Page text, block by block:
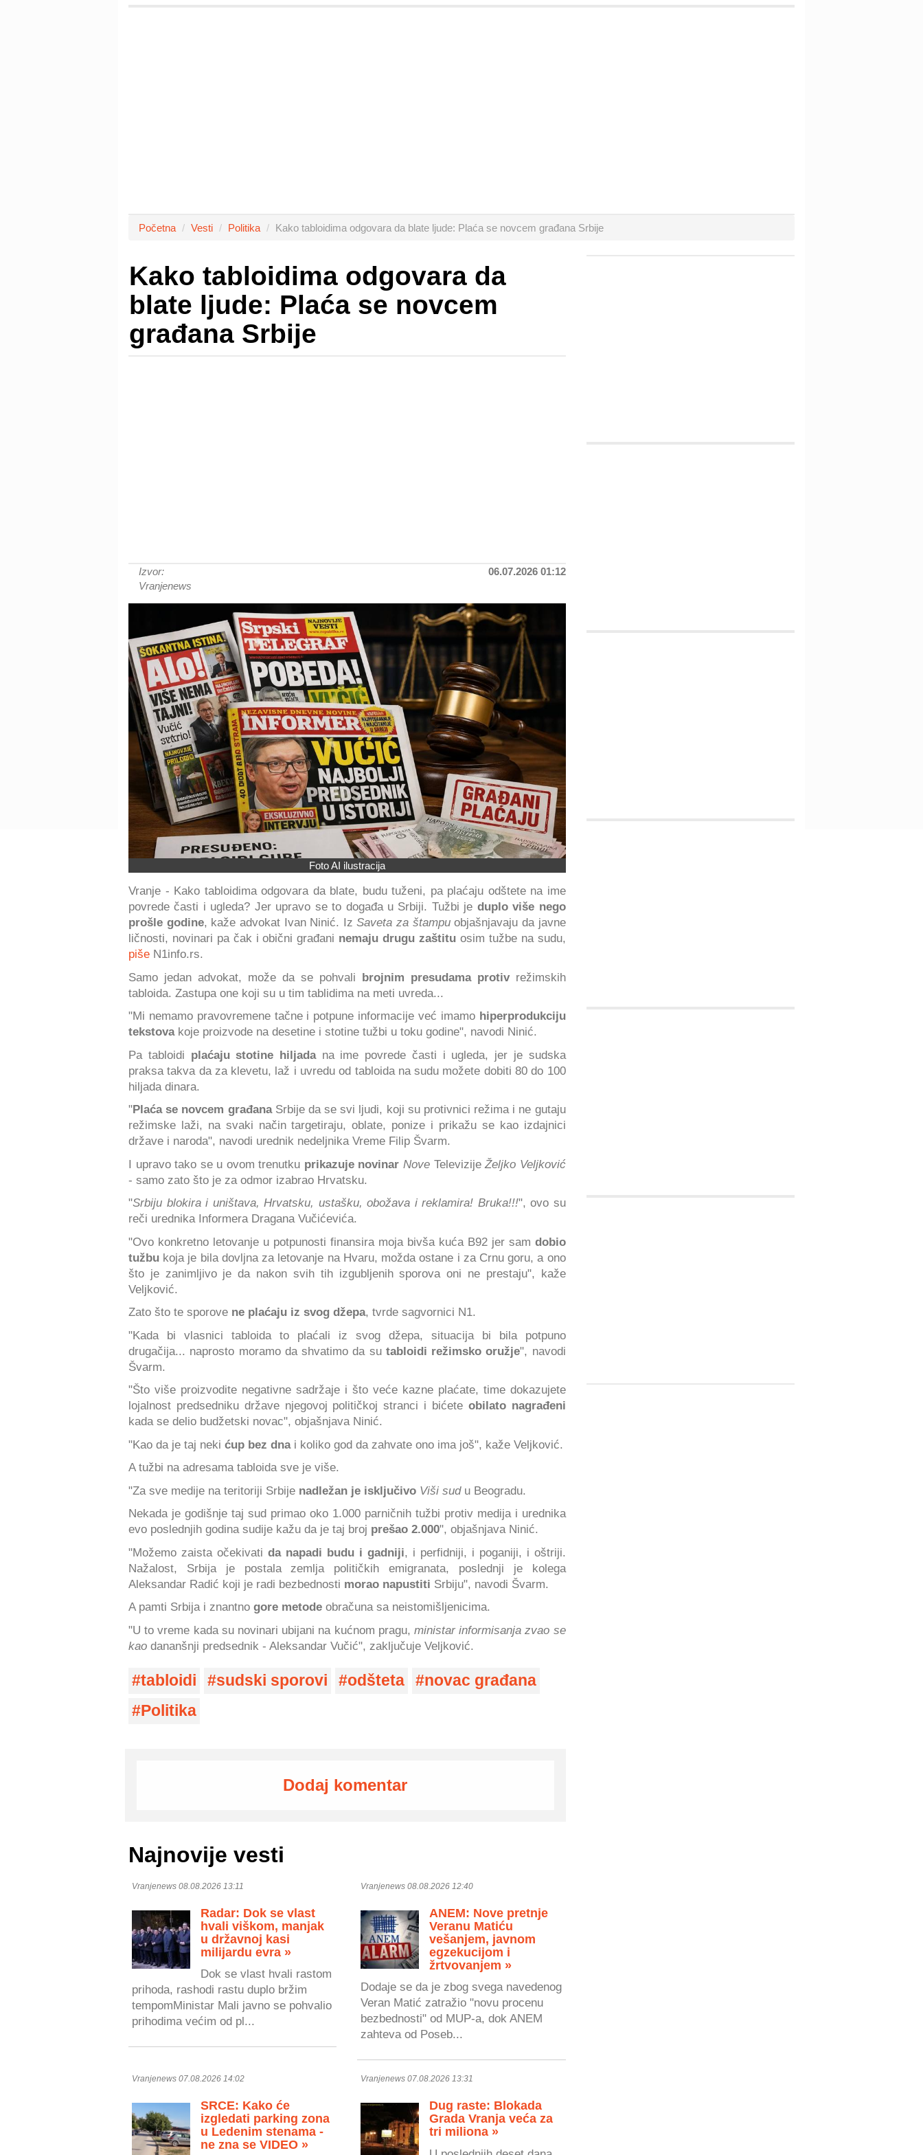
Početna Vesti Politika Kako tabloidima odgovara da blate ljude: Plaća se novcem građana Srbije
Kako tabloidima odgovara da
blate ljude: Plaća se novcem
građana Srbije
Izvor:
Vranjenews
06.07.2026 01:12
Foto AI ilustracija
Vranje - Kako tabloidima odgovara da blate, budu tuženi, pa plaćaju odštete na ime
povrede časti i ugleda? Jer upravo se to događa u Srbiji. Tužbi je duplo više nego
prošle godine, kaže advokat Ivan Ninić. IzSaveta za štampuobjašnjavaju da javne
ličnosti, novinari pa čak i obični građani nemaju drugu zaštitu osim tužbe na sudu,
piše N1info.rs.
Samo jedan advokat, može da se pohvali brojnim presudama protiv režimskih
tabloida. Zastupa one koji su u tim tablidima na meti uvreda...
"Mi nemamo pravovremene tačne i potpune informacije već imamo hiperprodukciju
tekstovakoje proizvode na desetine i stotine tužbi u toku godine", navodi Ninić.
Pa tabloidi plaćaju stotine hiljadana ime povrede časti i ugleda, jer je sudska
praksa takva da za klevetu, laž i uvredu od tabloida na sudu možete dobiti 80 do 100
hiljada dinara.
"Plaća se novcem građana Srbije da se svi ljudi, koji su protivnici režima i ne gutaju
režimske laži, na svaki način targetiraju, oblate, ponize i prikažu se kao izdajnici
države i naroda", navodi urednik nedeljnika Vreme Filip Švarm.
I upravo tako se u ovom trenutku prikazuje novinar Nove TelevizijeŽeljko Veljković
- samo zato što je za odmor izabrao Hrvatsku.
"Srbiju blokira i uništava, Hrvatsku, ustašku, obožava i reklamira! Bruka!!!", ovo su
reči urednika Informera Dragana Vučićevića.
"Ovo konkretno letovanje u potpunosti finansira moja bivša kuća B92 jer sam dobio
tužbu koja je bila dovljna za letovanje na Hvaru, možda ostane i za Crnu goru, a ono
što je zanimljivo je da nakon svih tih izgubljenih sporova oni ne prestaju", kaže
Veljković.
Zato što te sporove ne plaćaju iz svog džepa, tvrde sagvornici N1.
"Kada bi vlasnici tabloida to plaćali iz svog džepa, situacija bi bila potpuno
drugačija... naprosto moramo da shvatimo da su tabloidi režimsko oružje", navodi
Švarm.
"Što više proizvodite negativne sadržaje i što veće kazne plaćate, time dokazujete
lojalnost predsedniku države njegovoj političkoj stranci i bićete obilato nagrađeni
kada se delio budžetski novac", objašnjava Ninić.
"Kao da je taj neki ćup bez dna i koliko god da zahvate ono ima još", kaže Veljković.
A tužbi na adresama tabloida sve je više.
"Za sve medije na teritoriji Srbije nadležan je isključivo Viši sudu Beogradu.
Nekada je godišnje taj sud primao oko 1.000 parničnih tužbi protiv medija i urednika
evo poslednjih godina sudije kažu da je taj broj prešao 2.000", objašnjava Ninić.
"Možemo zaista očekivati da napadi budu i gadniji, i perfidniji, i poganiji, i oštriji.
Nažalost, Srbija je postala zemlja političkih emigranata, poslednji je kolega
Aleksandar Radić koji je radi bezbednosti morao napustiti Srbiju", navodi Švarm.
A pamti Srbija i znantno gore metode obračuna sa neistomišljenicima.
"U to vreme kada su novinari ubijani na kućnom pragu,ministar informisanja zvao se
kao dananšnji predsednik - Aleksandar Vučić", zaključuje Veljković.
tabloidi sudski sporovi odšteta
novac građana
Politika
Dodaj komentar
Najnovije vesti
Vranjenews 08.08.2026 13:11
Radar: Dok se vlast
hvali viškom, manjak
u državnoj kasi
milijardu evra »
Dok se vlast hvali rastom
prihoda, rashodi rastu duplo bržim
tempomMinistar Mali javno se pohvalio
prihodima većim od pl...
Vranjenews 08.08.2026 12:40
ANEM: Nove pretnje
Veranu Matiću
vešanjem, javnom
egzekucijom i
žrtvovanjem »
Dodaje se da je zbog svega navedenog
Veran Matić zatražio "novu procenu
bezbednosti" od MUP-a, dok ANEM
zahteva od Poseb...
Vranjenews 07.08.2026 14:02
SRCE: Kako će
izgledati parking zona
u Ledenim stenama -
ne zna se VIDEO »
Vranjenews 07.08.2026 13:31
Dug raste: Blokada
Grada Vranja veća za
tri miliona »